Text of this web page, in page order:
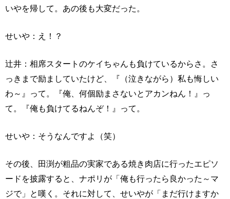
いやを帰して。あの後も大変だった。
せいや：え！？
辻井：相席スタートのケイちゃんも負けているからさ。さ
っきまで励ましていたけど、『（泣きながら）私も悔しい
わ～』って。『俺、何個励まさないとアカンねん！』っ
て。『俺も負けてるねんぞ！』って。
せいや：そうなんですよ（笑）
その後、田渕が粗品の実家である焼き肉店に行ったエピソ
ードを披露すると、ナポリが「俺も行ったら良かった～マ
ジで」と嘆く。それに対して、せいやが「まだ行けますか